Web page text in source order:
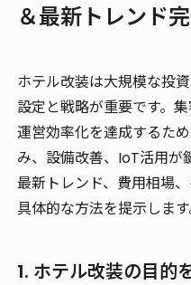
＆最新トレンド
ホテル改装は大規模な投
設定と戦略が重要です。
運営効率化を達成するた
み、設備改善、IoT活用が
最新トレンド、費用相場
具体的な方法を提示します
1. ホテル改装の目的